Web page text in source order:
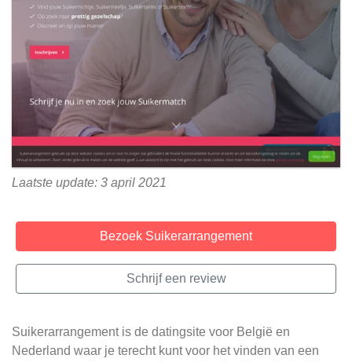
Laatste update: 3 april 2021
Bezoek Suikerarrangement
Schrijf een review
Suikerarrangement is de datingsite voor België en
Nederland waar je terecht kunt voor het vinden van een